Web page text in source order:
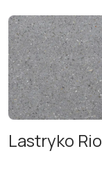
Lastryko Rio